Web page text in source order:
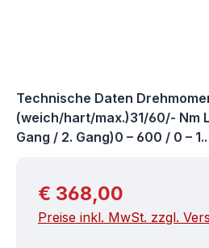
Technische Daten
(weich/hart/max.)31/60/- Nm
Gang / 2. Gang)0 – 600 / 0 –
Regulärer Preis:
€ 368,00
Preise inkl. MwSt. zzgl.